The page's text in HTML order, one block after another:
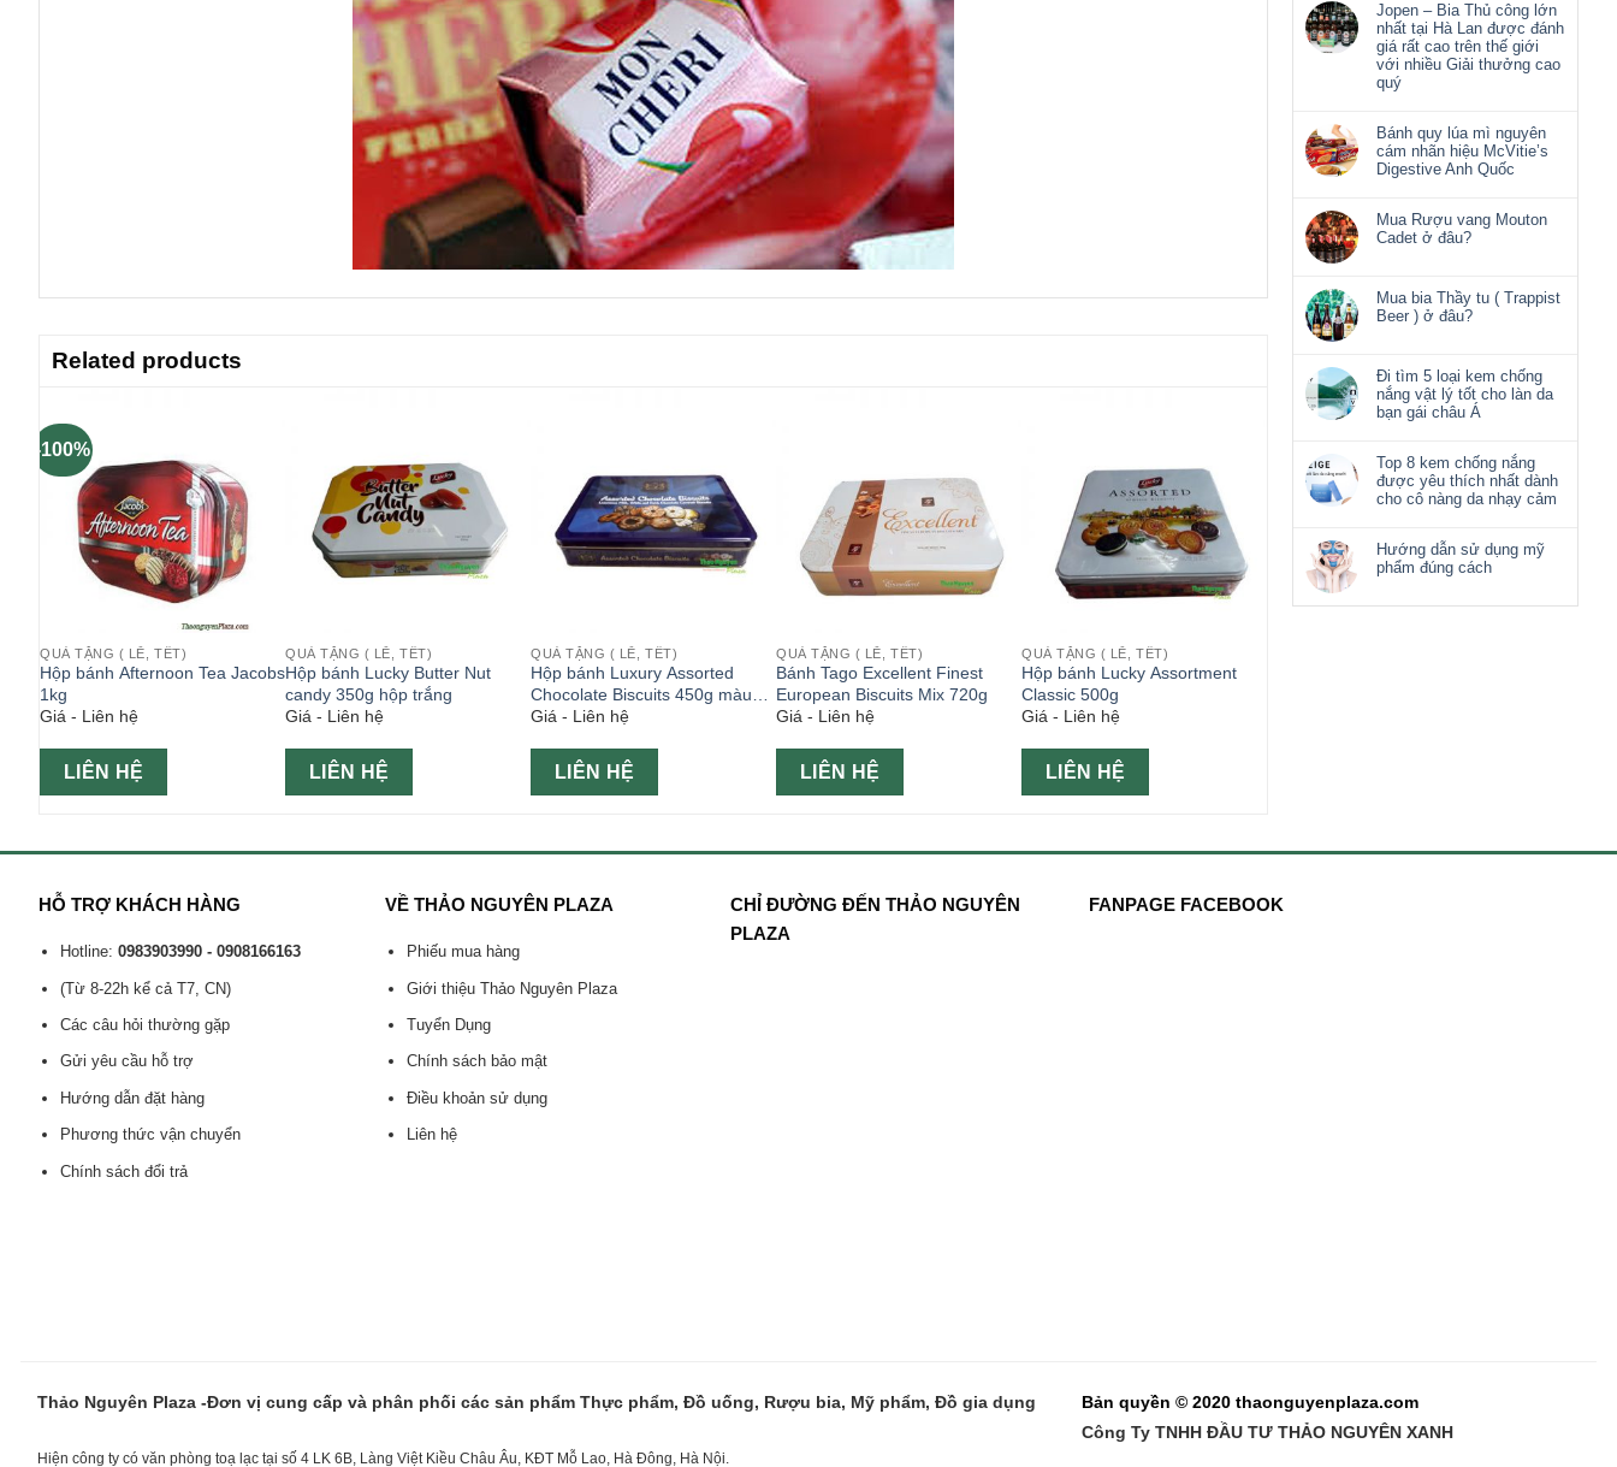
Jopen – Bia Thủ công lớn
nhất tại Hà Lan được đánh
giá rất cao trên thế giới
với nhiều Giải thưởng cao
quý
Bánh quy lúa mì nguyên
cám nhãn hiệu McVitie’s
Digestive Anh Quốc
Mua Rượu vang Mouton
Cadet ở đâu?
Mua bia Thầy tu ( Trappist
Beer ) ở đâu?
Đi tìm 5 loại kem chống
nắng vật lý tốt cho làn da
bạn gái châu Á
Top 8 kem chống nắng
được yêu thích nhất dành
cho cô nàng da nhạy cảm
Hướng dẫn sử dụng mỹ
phẩm đúng cách
Related products
-100%
QUÀ TẶNG ( LỄ, TẾT)
Hộp bánh Afternoon Tea Jacobs
1kg
Giá - Liên hệ
LIÊN HỆ
QUÀ TẶNG ( LỄ, TẾT)
Hộp bánh Lucky Butter Nut
candy 350g hộp trắng
Giá - Liên hệ
LIÊN HỆ
QUÀ TẶNG ( LỄ, TẾT)
Hộp bánh Luxury Assorted
Chocolate Biscuits 450g màu
xanh
Giá - Liên hệ
LIÊN HỆ
QUÀ TẶNG ( LỄ, TẾT)
Bánh Tago Excellent Finest
European Biscuits Mix 720g
Giá - Liên hệ
LIÊN HỆ
QUÀ TẶNG ( LỄ, TẾT)
Hộp bánh Lucky Assortment
Classic 500g
Giá - Liên hệ
LIÊN HỆ
HỖ TRỢ KHÁCH HÀNG
Hotline: 0983903990 - 0908166163
(Từ 8-22h kể cả T7, CN)
Các câu hỏi thường gặp
Gửi yêu cầu hỗ trợ
Hướng dẫn đặt hàng
Phương thức vận chuyển
Chính sách đổi trả
VỀ THẢO NGUYÊN PLAZA
Phiếu mua hàng
Giới thiệu Thảo Nguyên Plaza
Tuyển Dụng
Chính sách bảo mật
Điều khoản sử dụng
Liên hệ
CHỈ ĐƯỜNG ĐẾN THẢO NGUYÊN
PLAZA
FANPAGE FACEBOOK
Thảo Nguyên Plaza -Đơn vị cung cấp và phân phối các sản phẩm Thực phẩm, Đồ uống, Rượu bia, Mỹ phẩm, Đồ gia dụng
Hiện công ty có văn phòng toạ lạc tại số 4 LK 6B, Làng Việt Kiều Châu Âu, KĐT Mỗ Lao, Hà Đông, Hà Nội.
Bản quyền © 2020 thaonguyenplaza.com
Công Ty TNHH ĐẦU TƯ THẢO NGUYÊN XANH